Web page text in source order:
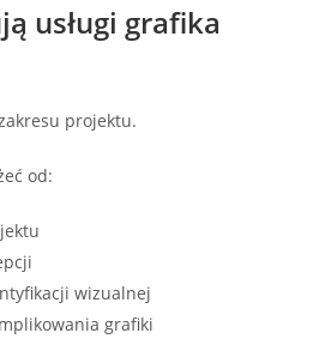
usługi grafika
projektu.
od:
wizualnej
grafiki